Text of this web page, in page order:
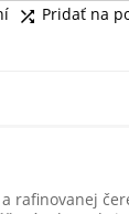
 Pridať na